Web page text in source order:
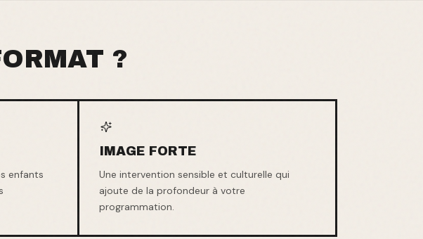
?
enfants
IMAGE FORTE
Une intervention sensible et culturelle qui
ajoute de la profondeur à votre
programmation.